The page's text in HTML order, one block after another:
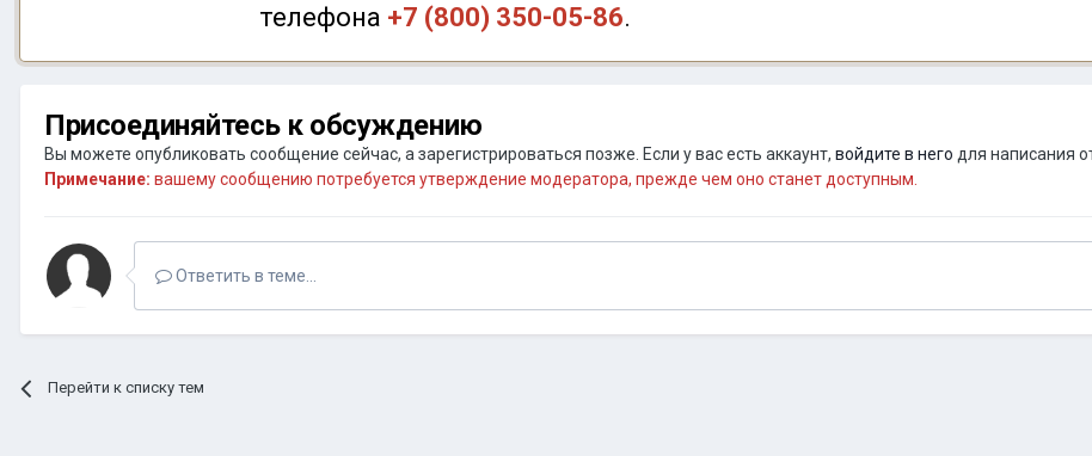
телефона +7 (800) 350-05-86.
Присоединяйтесь к обсуждению
Вы можете опубликовать сообщение сейчас, а зарегистрироваться позже. Если у вас есть аккаунт, войдите в него для написания
Примечание: вашему сообщению потребуется утверждение модератора, прежде чем оно станет доступным.
Ответить в теме...
Перейти к списку тем